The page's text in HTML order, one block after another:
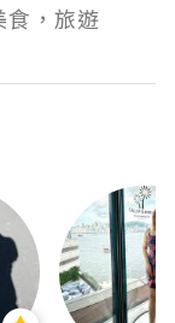
食，旅遊